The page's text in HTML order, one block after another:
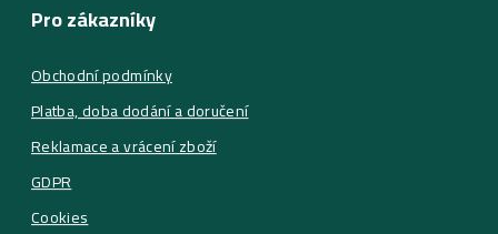
Pro zákazníky
Obchodní podmínky
Platba, doba dodání a doručení
Reklamace a vrácení zboží
GDPR
Cookies